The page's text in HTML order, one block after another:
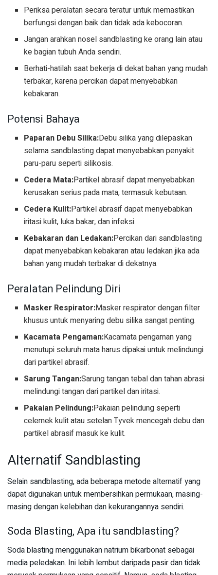
Periksa peralatan secara teratur untuk memastikan
berfungsi dengan baik dan tidak ada kebocoran.
Jangan arahkan nosel sandblasting ke orang lain atau
ke bagian tubuh Anda sendiri.
Berhati-hatilah saat bekerja di dekat bahan yang mudah
terbakar, karena percikan dapat menyebabkan
kebakaran.
Potensi Bahaya
Paparan Debu Silika:Debu silika yang dilepaskan
selama sandblasting dapat menyebabkan penyakit
paru-paru seperti silikosis.
Cedera Mata:Partikel abrasif dapat menyebabkan
kerusakan serius pada mata, termasuk kebutaan.
Cedera Kulit:Partikel abrasif dapat menyebabkan
iritasi kulit, luka bakar, dan infeksi.
Kebakaran dan Ledakan:Percikan dari sandblasting
dapat menyebabkan kebakaran atau ledakan jika ada
bahan yang mudah terbakar di dekatnya.
Peralatan Pelindung Diri
Masker Respirator:Masker respirator dengan filter
khusus untuk menyaring debu silika sangat penting.
Kacamata Pengaman:Kacamata pengaman yang
menutupi seluruh mata harus dipakai untuk melindungi
dari partikel abrasif.
Sarung Tangan:Sarung tangan tebal dan tahan abrasi
melindungi tangan dari partikel dan iritasi.
Pakaian Pelindung:Pakaian pelindung seperti
celemek kulit atau setelan Tyvek mencegah debu dan
partikel abrasif masuk ke kulit.
Alternatif Sandblasting
Selain sandblasting, ada beberapa metode alternatif yang
dapat digunakan untuk membersihkan permukaan, masing-
masing dengan kelebihan dan kekurangannya sendiri.
Soda Blasting, Apa itu sandblasting?
Soda blasting menggunakan natrium bikarbonat sebagai
media peledakan. Ini lebih lembut daripada pasir dan tidak